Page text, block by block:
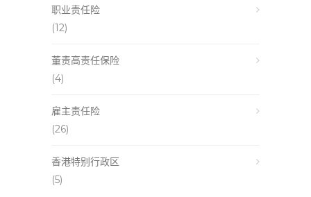
职业责任险
(12)
董责高责任保险
(4)
雇主责任险
(26)
香港特别行政区
(5)